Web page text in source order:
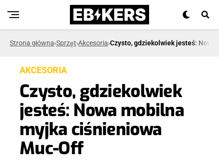
Strona główna›Sprzęt›Akcesoria›Czysto, gdziekolwiek jesteś:
AKCESORIA
Czysto, gdziekolwiek
jesteś: Nowa mobilna
myjka ciśnieniowa
Muc-Off